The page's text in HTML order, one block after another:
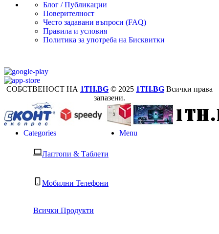
Блог / Публикации
Поверителност
Често задавани въпроси (FAQ)
Правила и условия
Политика за употреба на Бисквитки
СОБСТВЕНОСТ НА 1TH.BG © 2025 1TH.BG Всички права
запазени.
Menu
Categories
Лаптопи & Таблети
Мобилни Телефони
Всички Продукти